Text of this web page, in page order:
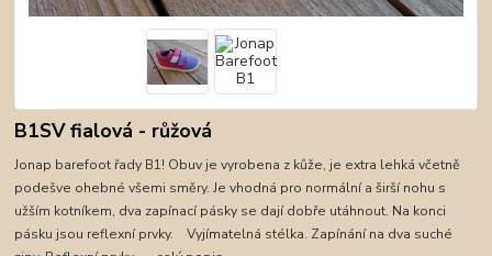
B1SV fialová - růžová
Jonap barefoot řady B1! Obuv je vyrobena z kůže, je extra lehká včetně
podešve ohebné všemi směry. Je vhodná pro normální a širší nohu s
užším kotníkem, dva zapínací pásky se dají dobře utáhnout. Na konci
pásku jsou reflexní prvky. Vyjímatelná stélka. Zapínání na dva suché